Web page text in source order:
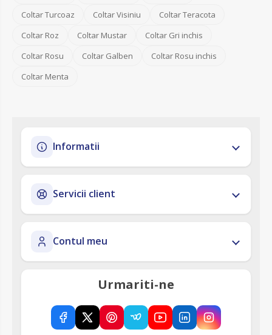
Coltar Turcoaz
Coltar Visiniu
Coltar Teracota
Coltar Roz
Coltar Mustar
Coltar Gri inchis
Coltar Rosu
Coltar Galben
Coltar Rosu inchis
Coltar Menta
Informatii
Servicii client
Contul meu
Urmariti-ne